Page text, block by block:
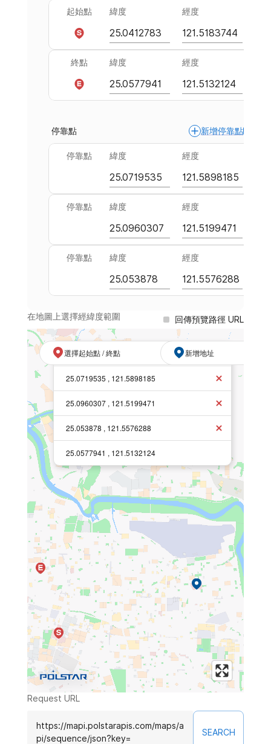
起始點 緯度 經度
終點 緯度 經度
停靠點 新增停靠點
停靠點 緯度 經度
停靠點 緯度 經度
停靠點 緯度 經度
在地圖上選擇經緯度範圍 回傳預覽路徑 URL
25.0412783 , 121.5183744
25.0719535 , 121.5898185
25.0960307 , 121.5199471
25.053878 , 121.5576288
25.0577941 , 121.5132124
選擇起始點 / 終點 新增地址
Request URL
https://mapi.polstarapis.com/maps/a
pi/sequence/json?key=
SEARCH